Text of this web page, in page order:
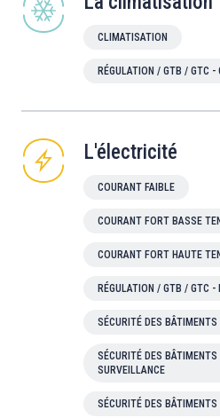
CLIMATISATION
RÉGULATION / GTB / GTC -
L'électricité
COURANT FAIBLE
COURANT FORT BASSE
COURANT FORT HAUTE
RÉGULATION / GTB / GTC -
SÉCURITÉ DES
SÉCURITÉ DES
SURVEILLANCE
SÉCURITÉ DES